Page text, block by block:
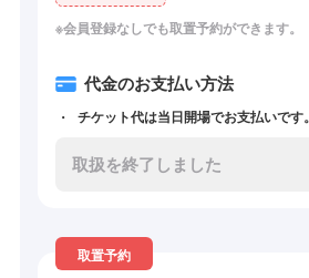
※会員登録なしでも取置予約ができます。
代金のお支払い方法
チケット代は当日開場でお支払いです。
取扱を終了しました
取置予約